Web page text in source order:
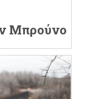
Μπρούνο